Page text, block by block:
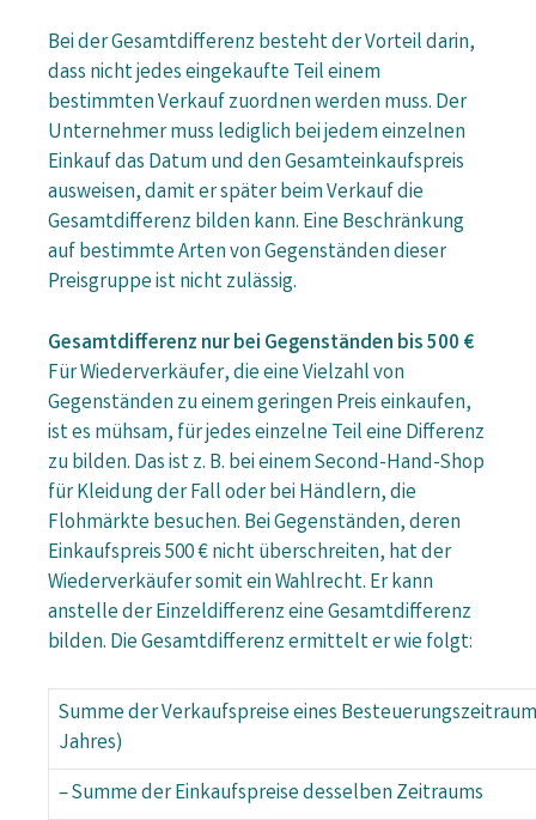
Bei der Gesamtdifferenz besteht der Vorteil darin,
dass nicht jedes eingekaufte Teil einem
bestimmten Verkauf zuordnen werden muss. Der
Unternehmer muss lediglich bei jedem einzelnen
Einkauf das Datum und den Gesamteinkaufspreis
ausweisen, damit er später beim Verkauf die
Gesamtdifferenz bilden kann. Eine Beschränkung
auf bestimmte Arten von Gegenständen dieser
Preisgruppe ist nicht zulässig.
Gesamtdifferenz nur bei Gegenständen bis 500 €
Für Wiederverkäufer, die eine Vielzahl von
Gegenständen zu einem geringen Preis einkaufen,
ist es mühsam, für jedes einzelne Teil eine Differenz
zu bilden. Das ist z. B. bei einem Second-Hand-Shop
für Kleidung der Fall oder bei Händlern, die
Flohmärkte besuchen. Bei Gegenständen, deren
Einkaufspreis 500 € nicht überschreiten, hat der
Wiederverkäufer somit ein Wahlrecht. Er kann
anstelle der Einzeldifferenz eine Gesamtdifferenz
bilden. Die Gesamtdifferenz ermittelt er wie folgt:
Summe der Verkaufspreise eines
Jahres)
– Summe der Einkaufspreise desselben Zeitraums